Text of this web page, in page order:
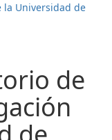
la Universidad de
de